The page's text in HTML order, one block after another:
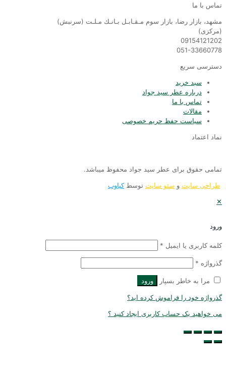
با ما
بازار رضا، بازار سوم مـقـابـل بـانـك مـلـت (سرنبش)
051-
سریع
سبد خرید
درباره عطر سید جواد
تماس با ما
مقالات
سیاست حفظ حریم خصوصی
اعتماد
حقوق برای عطر سید جواد محفوظ میباشد.
طراحی سایتو سئو سایتتوسطکیاوب
کاربری یا ایمیل *
*
مرا به خاطر بسپار ورود
خود را فراموش کرده اید؟
خواهید یک حساب کاربری ایجاد کنید ؟